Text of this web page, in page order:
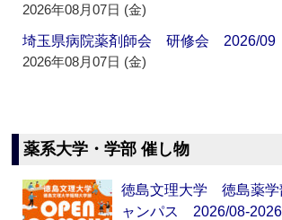
2026年08月07日 (金)
埼玉県病院薬剤師会 研修会 2026/09
2026年08月07日 (金)
薬系大学・学部 催し物
徳島文理大学 徳島薬
ャンパス 2026/08-